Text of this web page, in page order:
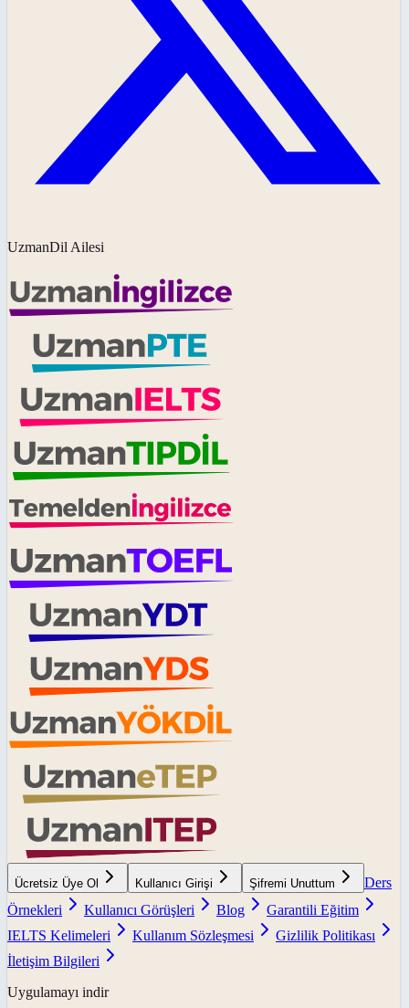
UzmanDil Ailesi
Ücretsiz Üye Ol Kullanıcı Girişi Şifremi Unuttum
Ders
Örnekleri
Kullanıcı Görüşleri Blog
Garantili Eğitim
IELTS Kelimeleri
Kullanım Sözleşmesi
Gizlilik Politikası
İletişim Bilgileri
Uygulamayı indir